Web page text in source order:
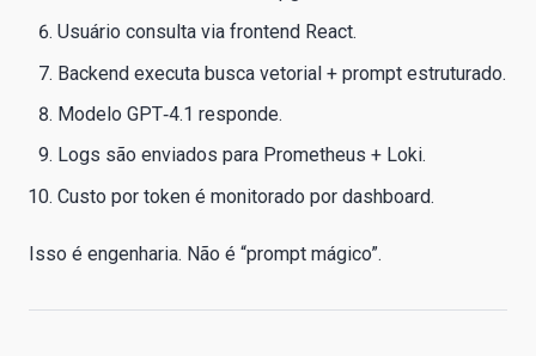
Usuário consulta via frontend React.
Backend executa busca vetorial + prompt estruturado.
Modelo GPT‑4.1 responde.
Logs são enviados para Prometheus + Loki.
Custo por token é monitorado por dashboard.
Isso é engenharia. Não é “prompt mágico”.